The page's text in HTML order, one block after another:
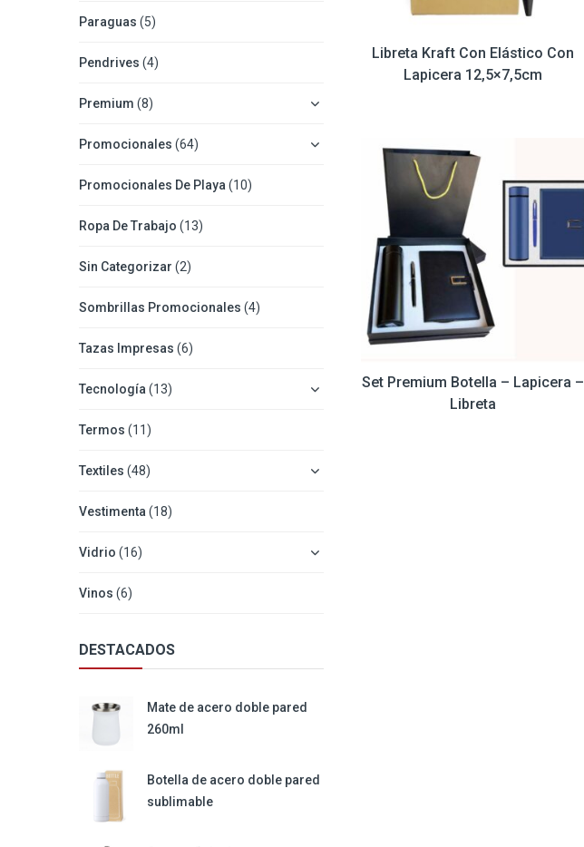
Paraguas (5)
Pendrives (4)
Premium (8)
Promocionales (64)
Promocionales De Playa (10)
Ropa De Trabajo (13)
Sin Categorizar (2)
Sombrillas Promocionales (4)
Tazas Impresas (6)
Tecnología (13)
Termos (11)
Textiles (48)
Vestimenta (18)
Vidrio (16)
Vinos (6)
DESTACADOS
Mate de acero doble pared
260ml
Botella de acero doble pared
sublimable
Libreta Kraft Con Elástico Con
Lapicera 12,5×7,5cm
Set Premium Botella – Lapicera –
Libreta